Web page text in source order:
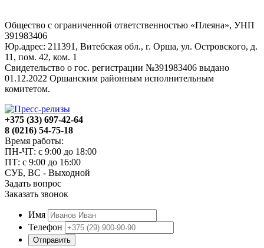
Общество с ограниченной ответственностью «Плеяна», УНП
391983406
Юр.адрес: 211391, Витебская обл., г. Орша, ул. Островского, д.
11, пом. 42, ком. 1
Свидетельство о гос. регистрации №391983406 выдано
01.12.2022 Оршанским районным исполнительным
комитетом.
+375 (33) 697-42-64
8 (0216) 54-75-18
Время работы:
ПН-ЧТ: с 9:00 до 18:00
ПТ: с 9:00 до 16:00
СУБ, ВС - Выходной
Задать вопрос
Заказать звонок
Имя
Телефон
Отправить